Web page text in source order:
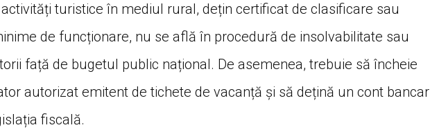
turistice în mediul rural, dețin certificat de clasificare sau
de funcționare, nu se află în procedură de insolvabilitate sau
față de bugetul public național. De asemenea, trebuie să încheie
autorizat emitent de tichete de vacanță și să dețină un cont bancar
fiscală.